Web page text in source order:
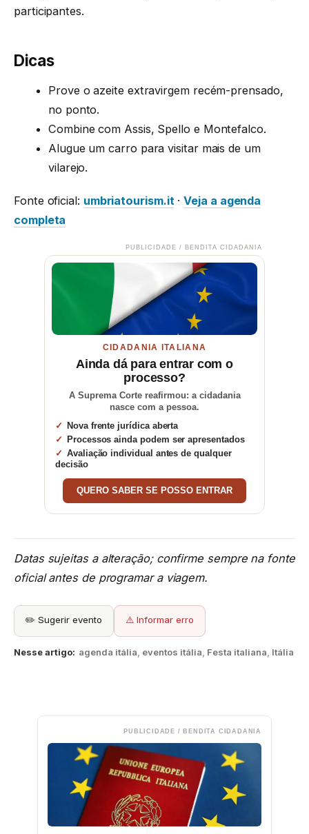
participantes.
Dicas
Prove o azeite extravirgem recém-prensado,
no ponto.
Combine com Assis, Spello e Montefalco.
Alugue um carro para visitar mais de um
vilarejo.
Fonte oficial: umbriatourism.it ·Veja a agenda
completa
PUBLICIDADE / BENDITA CIDADANIA
CIDADANIA ITALIANA
Ainda dá para entrar com o
processo?
A Suprema Corte reafirmou: a cidadania
nasce com a pessoa.
Nova frente jurídica aberta
Processos ainda podem ser apresentados
Avaliação individual antes de qualquer
decisão
QUERO SABER SE POSSO ENTRAR
Datas sujeitas a alteração; confirme sempre na fonte
oficial antes de programar a viagem.
✏️ Sugerir evento ⚠️ Informar erro
Nesse artigo: agenda itália eventos itália Festa italiana Itália
PUBLICIDADE / BENDITA CIDADANIA